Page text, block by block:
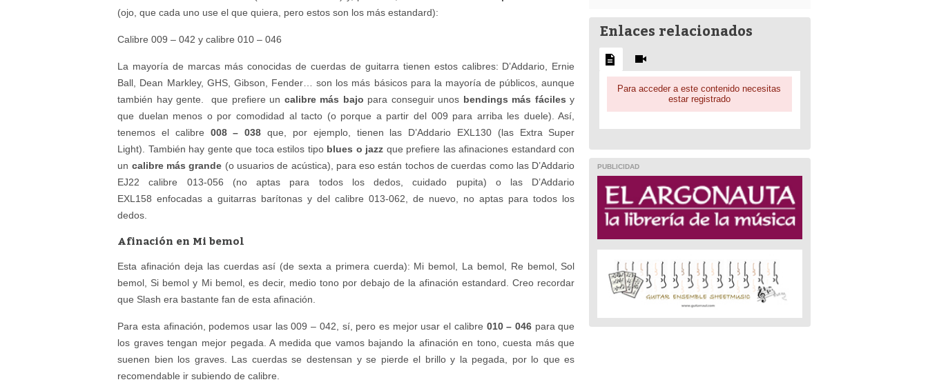
(ojo, que cada uno use el que quiera, pero estos son los más estandard):
Calibre 009 – 042 y calibre 010 – 046
La mayoría de marcas más conocidas de cuerdas de guitarra tienen estos calibres: D’Addario, Ernie
Ball, Dean Markley, GHS, Gibson, Fender… son los más básicos para la mayoría de públicos, aunque
también hay gente. que prefiere un calibre más bajo para conseguir unos bendings más fáciles y
que duelan menos o por comodidad al tacto (o porque a partir del 009 para arriba les duele). Así,
tenemos el calibre 008 – 038 que, por ejemplo, tienen las D’Addario EXL130 (las Extra Super
Light). También hay gente que toca estilos tipo blues o jazz que prefiere las afinaciones estandard con
un calibre más grande (o usuarios de acústica), para eso están tochos de cuerdas como las D’Addario
EJ22 calibre 013-056 (no aptas para todos los dedos, cuidado pupita) o las D’Addario
EXL158 enfocadas a guitarras barítonas y del calibre 013-062, de nuevo, no aptas para todos los
dedos.
Afinación en Mi bemol
Esta afinación deja las cuerdas así (de sexta a primera cuerda): Mi bemol, La bemol, Re bemol, Sol
bemol, Si bemol y Mi bemol, es decir, medio tono por debajo de la afinación estandard. Creo recordar
que Slash era bastante fan de esta afinación.
Para esta afinación, podemos usar las 009 – 042, sí, pero es mejor usar el calibre 010 – 046 para que
los graves tengan mejor pegada. A medida que vamos bajando la afinación en tono, cuesta más que
suenen bien los graves. Las cuerdas se destensan y se pierde el brillo y la pegada, por lo que es
recomendable ir subiendo de calibre.
Enlaces relacionados
Para acceder a este contenido necesitas
estar registrado
PUBLICIDAD